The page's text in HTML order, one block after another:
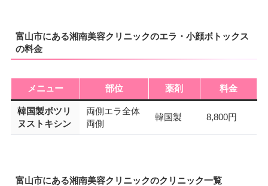
富山市にある湘南美容クリニックのエラ・小顔ボトックス
の料金
メニュー 部位 薬剤 料金
韓国製ボツリ
ヌストキシン
両側エラ全体
両側
韓国製 8,800円
富山市にある湘南美容クリニックのクリニック一覧